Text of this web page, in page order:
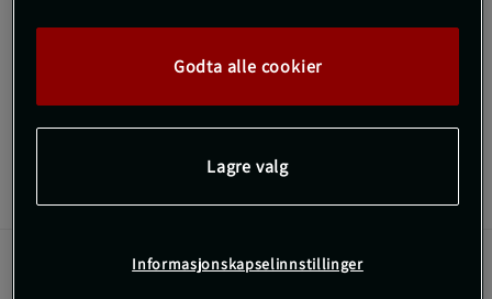
SKU #SO019-003R | EAN5056716022206
Lave treningsstrømper med stabil passform og komfort for
Les mer
Informasjon Anmeldelser
Serenity Trainer Socks fra SBD kombinerer funksjon og
Godta alle cookier
Lagre valg
Informasjonskapselinnstillinger